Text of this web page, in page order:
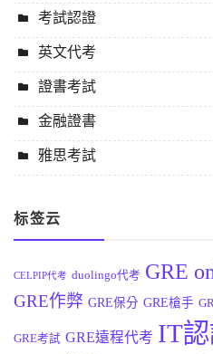
考試認證
英文代考
證書考試
金融證書
雅思考試
标签云
CELPIP代考 duolingo代考 GRE
GRE作弊 GRE保分 GRE槍手
GRE考試 GRE遠程代考 IT